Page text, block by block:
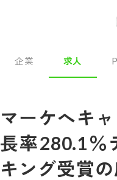
企業 求人
マーケへキ
長率280.1％
キング受賞